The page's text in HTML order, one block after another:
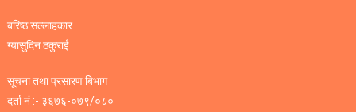
बरिष्ठ सल्लाहकार
ग्यासुदिन ठकुराई
सूचना तथा प्रसारण बिभाग
दर्ता नं :- ३६७६-०७९/०८०